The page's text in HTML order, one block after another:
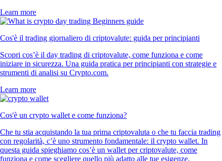
Learn more
Cos'è il trading giornaliero di criptovalute: guida per principianti
Scopri cos’è il day trading di criptovalute, come funziona e come
iniziare in sicurezza. Una guida pratica per principianti con strategie e
strumenti di analisi su Crypto.com.
Learn more
Cos'è un crypto wallet e come funziona?
Che tu stia acquistando la tua prima criptovaluta o che tu faccia trading
con regolarità, c’è uno strumento fondamentale: il crypto wallet. In
questa guida spieghiamo cos’è un wallet per criptovalute, come
funziona e come scegliere quello più adatto alle tue esigenze.